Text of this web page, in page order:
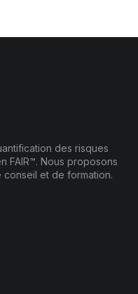
des risques
FAIR™. Nous proposons
conseil et de formation.